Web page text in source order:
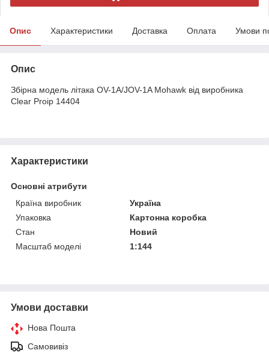
Опис Характеристики Доставка Оплата Умови
Опис
Збірна модель літака OV-1A/JOV-1A Mohawk від виробника
Clear Proip 14404
Характеристики
Основні атрибути
Країна виробник
Україна
Упаковка
Картонна коробка
Стан
Новий
Масштаб моделі
1:144
Умови доставки
Нова Пошта
Самовивіз